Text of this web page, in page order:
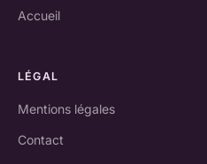
Accueil
LÉGAL
Mentions légales
Contact